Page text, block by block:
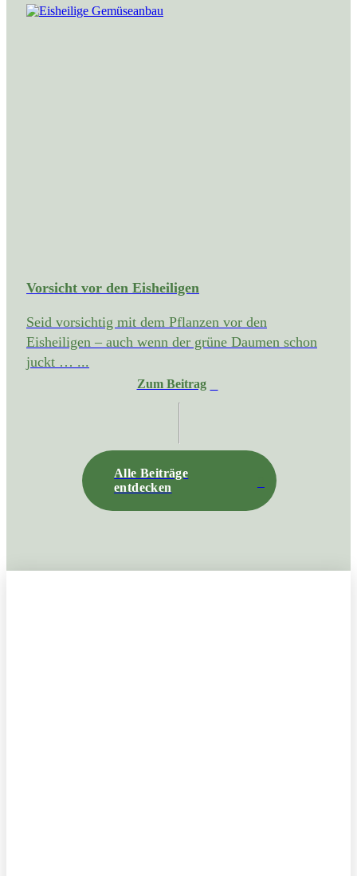
Vorsicht vor den Eisheiligen
Seid vorsichtig mit dem Pflanzen vor den
Eisheiligen – auch wenn der grüne Daumen schon
juckt … ...
Zum Beitrag
Alle Beiträge
entdecken